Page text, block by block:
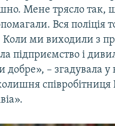
Мене трясло так,
Вся поліція
Коли ми виходили з
підприємство і
добре», – згадувала у